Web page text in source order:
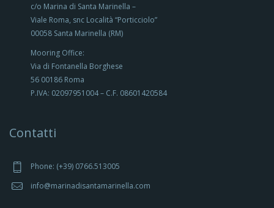
c/o Marina di Santa Marinella –
Viale Roma, snc Località “Porticciolo”
00058 Santa Marinella (RM)
Mooring Office:
Via di Fontanella Borghese
56 00186 Roma
P.IVA: 02097951004 – C.F. 08601420584
Contatti
Phone: (+39) 0766.513005
info@marinadisantamarinella.com